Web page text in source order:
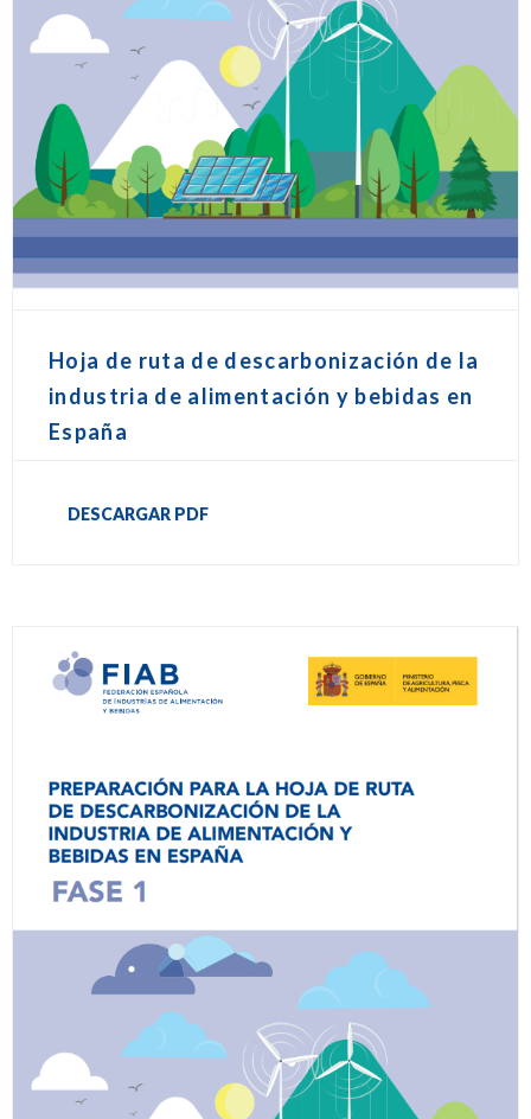
Hoja de ruta de descarbonización de la
industria de alimentación y bebidas en
España
DESCARGAR PDF